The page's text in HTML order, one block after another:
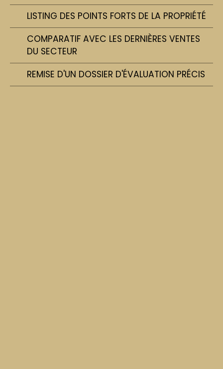
LISTING DES POINTS FORTS DE LA PROPRIÉTÉ
COMPARATIF AVEC LES DERNIÈRES VENTES
DU SECTEUR
REMISE D'UN DOSSIER D'ÉVALUATION PRÉCIS